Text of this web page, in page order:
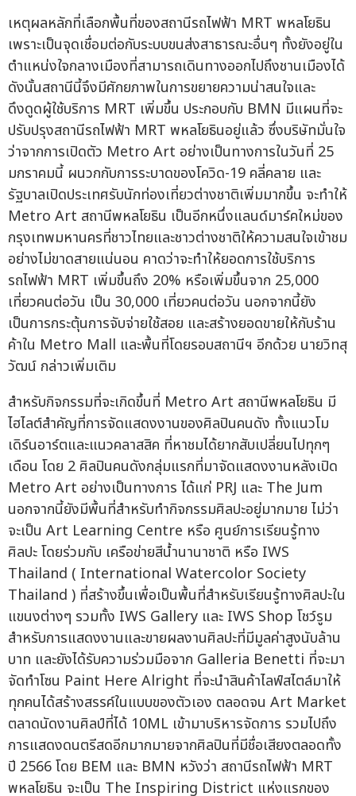
เหตุผลหลักที่เลือกพื้นที่ของสถานีรถไฟฟ้า MRT พหลโยธิน
เพราะเป็นจุดเชื่อมต่อกับระบบขนส่งสาธารณะอื่นๆ ทั้งยังอยู่ใน
ตำแหน่งใจกลางเมืองที่สามารถเดินทางออกไปถึงชานเมืองได้
ดังนั้นสถานีนี้จึงมีศักยภาพในการขยายความน่าสนใจและ
ดึงดูดผู้ใช้บริการ MRT เพิ่มขึ้น ประกอบกับ BMN มีแผนที่จะ
ปรับปรุงสถานีรถไฟฟ้า MRT พหลโยธินอยู่แล้ว ซึ่งบริษัทมั่นใจ
ว่าจากการเปิดตัว Metro Art อย่างเป็นทางการในวันที่ 25
มกราคมนี้ ผนวกกับการระบาดของโควิด-19 คลี่คลาย และ
รัฐบาลเปิดประเทศรับนักท่องเที่ยวต่างชาติเพิ่มมากขึ้น จะทำให้
Metro Art สถานีพหลโยธิน เป็นอีกหนึ่งแลนด์มาร์คใหม่ของ
กรุงเทพมหานครที่ชาวไทยและชาวต่างชาติให้ความสนใจเข้าชม
อย่างไม่ขาดสายแน่นอน คาดว่าจะทำให้ยอดการใช้บริการ
รถไฟฟ้า MRT เพิ่มขึ้นถึง 20% หรือเพิ่มขึ้นจาก 25,000
เที่ยวคนต่อวัน เป็น 30,000 เที่ยวคนต่อวัน นอกจากนี้ยัง
เป็นการกระตุ้นการจับจ่ายใช้สอย และสร้างยอดขายให้กับร้าน
ค้าใน Metro Mall และพื้นที่โดยรอบสถานีฯ อีกด้วย นายวิทสุ
วัฒน์ กล่าวเพิ่มเติม
สำหรับกิจกรรมที่จะเกิดขึ้นที่ Metro Art สถานีพหลโยธิน มี
ไฮไลต์สำคัญที่การจัดแสดงงานของศิลปินคนดัง ทั้งแนวโม
เดิร์นอาร์ตและแนวคลาสสิค ที่หาชมได้ยากสับเปลี่ยนไปทุกๆ
เดือน โดย 2 ศิลปินคนดังกลุ่มแรกที่มาจัดแสดงงานหลังเปิด
Metro Art อย่างเป็นทางการ ได้แก่ PRJ และ The Jum
นอกจากนี้ยังมีพื้นที่สำหรับทำกิจกรรมศิลปะอยู่มากมาย ไม่ว่า
จะเป็น Art Learning Centre หรือ ศูนย์การเรียนรู้ทาง
ศิลปะ โดยร่วมกับ เครือข่ายสีน้ำนานาชาติ หรือ IWS
Thailand ( International Watercolor Society
Thailand ) ที่สร้างขึ้นเพื่อเป็นพื้นที่สำหรับเรียนรู้ทางศิลปะใน
แขนงต่างๆ รวมทั้ง IWS Gallery และ IWS Shop โชว์รูม
สำหรับการแสดงงานและขายผลงานศิลปะที่มีมูลค่าสูงนับล้าน
บาท และยังได้รับความร่วมมือจาก Galleria Benetti ที่จะมา
จัดทำโซน Paint Here Alright ที่จะนำสินค้าไลฟ์สไตล์มาให้
ทุกคนได้สร้างสรรค์ในแบบของตัวเอง ตลอดจน Art Market
ตลาดนัดงานศิลป์ที่ได้ 10ML เข้ามาบริหารจัดการ รวมไปถึง
การแสดงดนตรีสดอีกมากมายจากศิลปินที่มีชื่อเสียงตลอดทั้ง
ปี 2566 โดย BEM และ BMN หวังว่า สถานีรถไฟฟ้า MRT
พหลโยธิน จะเป็น The Inspiring District แห่งแรกของ